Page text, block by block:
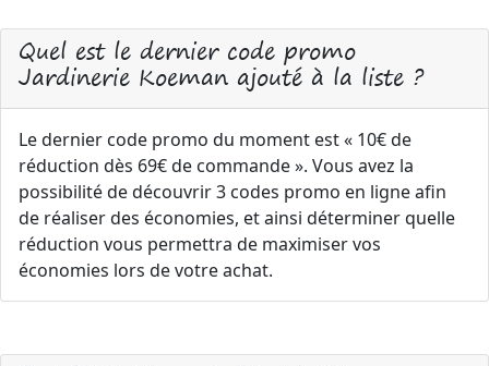
Quel est le dernier code promo
Jardinerie Koeman ajouté à la liste ?
Le dernier code promo du moment est « 10€ de
réduction dès 69€ de commande ». Vous avez la
possibilité de découvrir 3 codes promo en ligne afin
de réaliser des économies, et ainsi déterminer quelle
réduction vous permettra de maximiser vos
économies lors de votre achat.